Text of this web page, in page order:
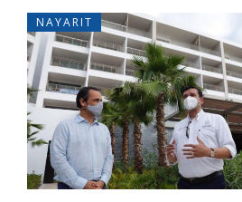
NAYARIT